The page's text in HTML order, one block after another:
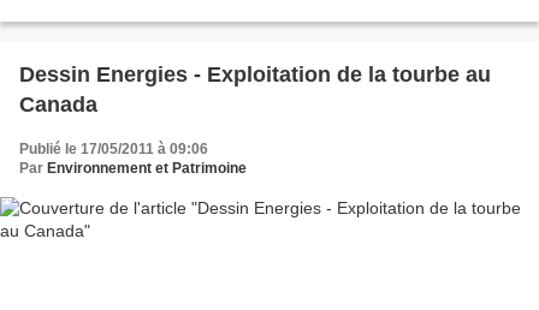
Dessin Energies - Exploitation de la tourbe au
Canada
Publié le 17/05/2011 à 09:06
Par Environnement et Patrimoine